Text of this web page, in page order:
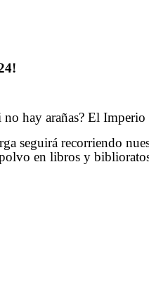
no hay arañas? El
seguirá recorriendo
en libros y